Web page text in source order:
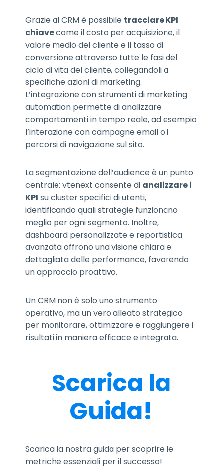
Grazie al CRM è possibile tracciare KPI
chiavecome il costo per acquisizione, il
valore medio del cliente e il tasso di
conversione attraverso tutte le fasi del
ciclo di vita del cliente, collegandoli a
specifiche azioni di marketing.
L’integrazione con strumenti di marketing
automation permette di analizzare
comportamenti in tempo reale, ad esempio
l’interazione con campagne email o i
percorsi di navigazione sul sito.
La segmentazione dell’audience è un punto
centrale: vtenext consente di analizzare i
KPI su cluster specifici di utenti,
identificando quali strategie funzionano
meglio per ogni segmento. Inoltre,
dashboard personalizzate e reportistica
avanzata offrono una visione chiara e
dettagliata delle performance, favorendo
un approccio proattivo.
Un CRM non è solo uno strumento
operativo, ma un vero alleato strategico
per monitorare, ottimizzare e raggiungere i
risultati in maniera efficace e integrata.
Scarica la
Guida!
Scarica la nostra guida per scoprire le
metriche essenziali per il successo!